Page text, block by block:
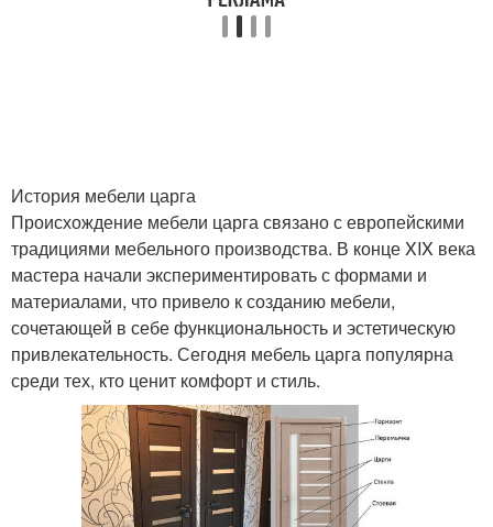
Двери в интерьере Двери в цвет
Двери под цвет Двери в унисон
Распашные двери Двери по качеству
История мебели царга
Происхождение мебели царга связано с европейскими
традициями мебельного производства. В конце XIX века
мастера начали экспериментировать с формами и
материалами, что привело к созданию мебели,
сочетающей в себе функциональность и эстетическую
привлекательность. Сегодня мебель царга популярна
среди тех, кто ценит комфорт и стиль.